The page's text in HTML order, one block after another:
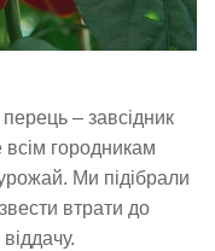
– завсідник
городникам
Ми підібрали
втрати до